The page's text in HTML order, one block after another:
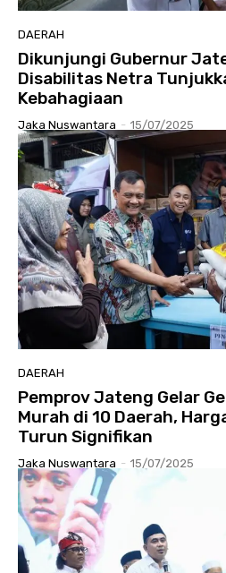
DAERAH
Dikunjungi Gubernur
Disabilitas Netra
Kebahagiaan
Jaka Nuswantara - 15/07/2025
DAERAH
Pemprov Jateng Gelar
Murah di 10 Daerah,
Turun Signifikan
Jaka Nuswantara - 15/07/2025